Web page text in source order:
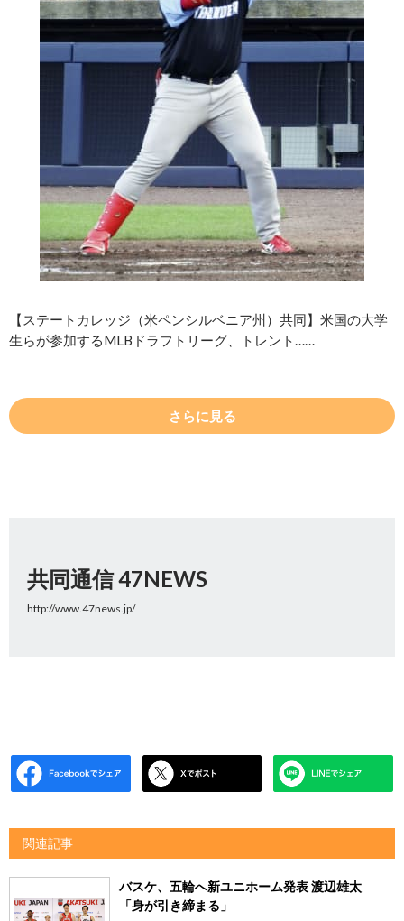
【ステートカレッジ（米ペンシルベニア州）共同】米国の大学
生らが参加するMLBドラフトリーグ、トレント……
さらに見る
共同通信 47NEWS
http://www.47news.jp/
関連記事
バスケ、五輪へ新ユニホーム発表 渡辺雄太
「身が引き締まる」